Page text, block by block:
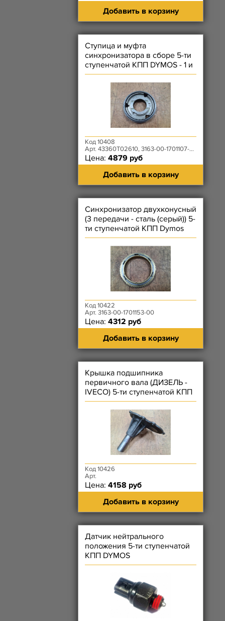
Добавить в корзину
Ступица и муфта
синхронизатора в сборе 5-ти
ступенчатой КПП DYMOS - 1 и
2 передачи Уценка
Код 10408
Арт. 43360T02610, 3163-00-1701107-00
Цена: 4879 руб
Добавить в корзину
Синхронизатор двухконусный
(3 передачи - сталь (серый)) 5-
ти ступенчатой КПП Dymos
Код 10422
Арт. 3163-00-1701153-00
Цена: 4312 руб
Добавить в корзину
Крышка подшипника
первичного вала (ДИЗЕЛЬ -
IVECO) 5-ти ступенчатой КПП
DYMOS УЦЕНКА
Код 10426
Арт.
Цена: 4158 руб
Добавить в корзину
Датчик нейтрального
положения 5-ти ступенчатой
КПП DYMOS